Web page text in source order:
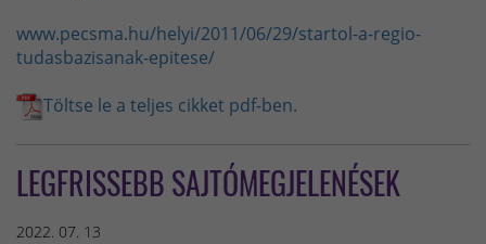
www.pecsma.hu/helyi/2011/06/29/startol-a-regio-
tudasbazisanak-epitese/
Töltse le a teljes cikket pdf-ben.
LEGFRISSEBB SAJTÓMEGJELENÉSEK
2022. 07. 13